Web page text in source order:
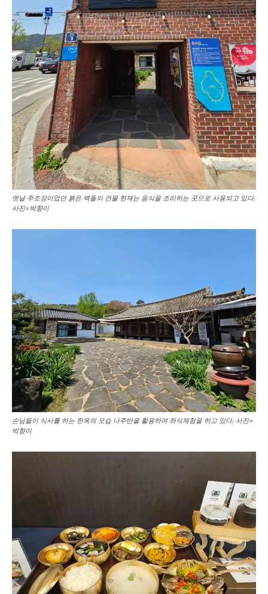
엣날 주조장이었던 붉은 벽돌의 건물 현재는 음식을 조리하는 곳으로 사용되고 있다.
사진=박향이
손님들이 식사를 하는 한옥의 모습 나주반을 활용하여 좌식체험을 하고 있다. 사진=
박향이